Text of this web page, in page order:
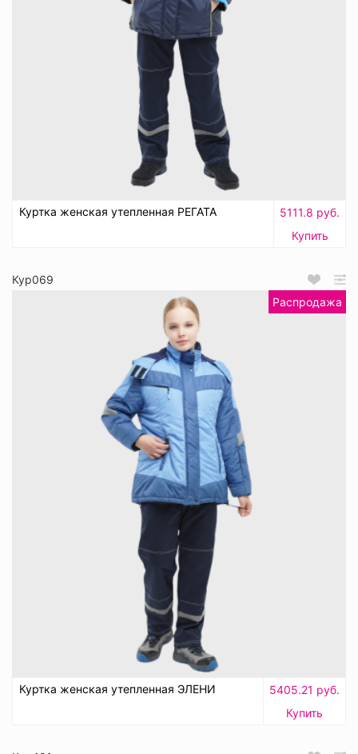
Куртка женская утепленная РЕГАТА
5111.8 руб.
Купить
Кур069
Распродажа
Куртка женская утепленная ЭЛЕНИ
5405.21 руб.
Купить